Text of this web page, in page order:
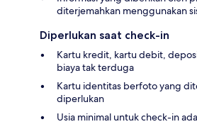
diterjemahkan menggunakan
Diperlukan saat check-in
Kartu kredit, kartu debit,
biaya tak terduga
Kartu identitas berfoto yang
diperlukan
Usia minimal untuk check-in